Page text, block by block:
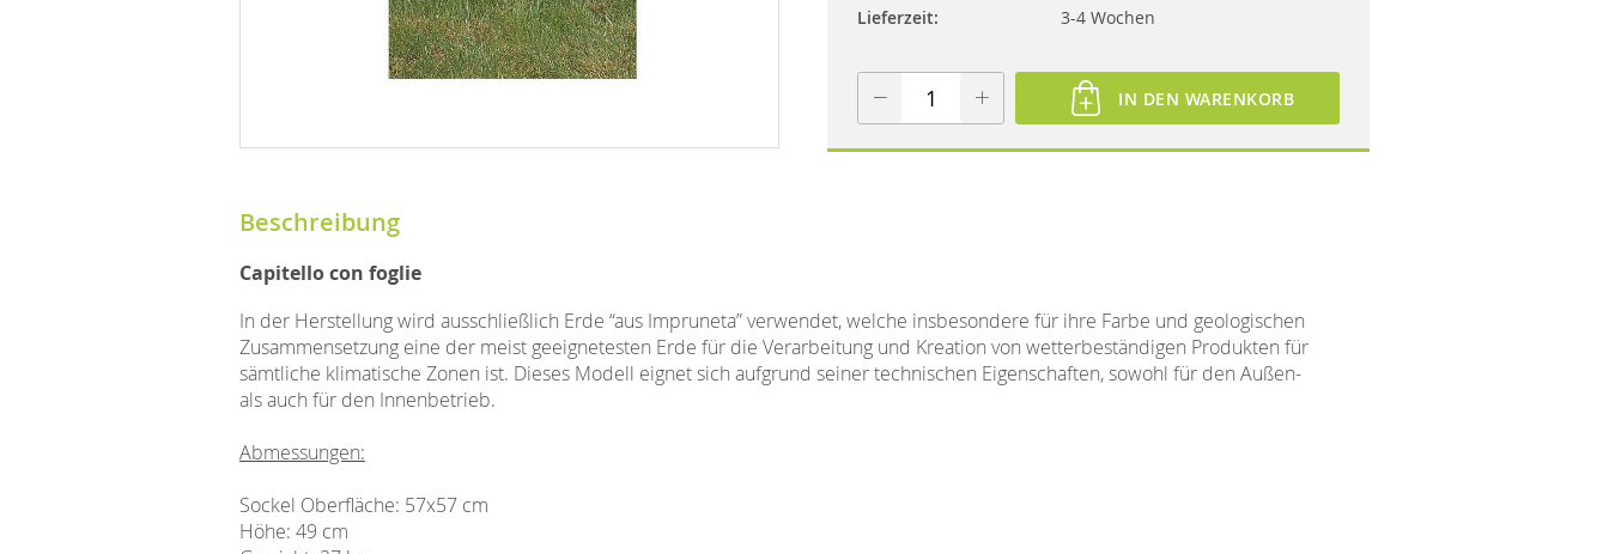
Lieferzeit
3-4 Wochen
IN DEN WARENKORB
Beschreibung
Capitello con foglie
In der Herstellung wird ausschließlich Erde “aus Impruneta” verwendet, welche insbesondere für ihre Farbe und geologischen
Zusammensetzung eine der meist geeignetesten Erde für die Verarbeitung und Kreation von wetterbeständigen Produkten für
sämtliche klimatische Zonen ist. Dieses Modell eignet sich aufgrund seiner technischen Eigenschaften, sowohl für den Außen-
als auch für den Innenbetrieb.
Abmessungen:
Sockel Oberfläche: 57x57 cm
Höhe: 49 cm